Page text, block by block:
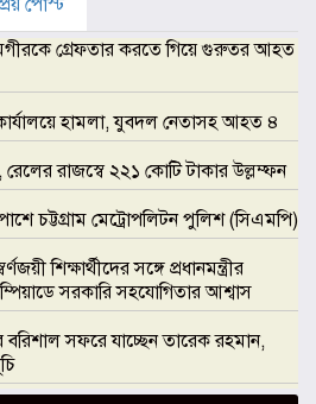
পোস্ট
গ্রেফতার করতে গিয়ে গুরুতর আহত
হামলা, যুবদল নেতাসহ আহত ৪
রেলের রাজস্বে ২২১ কোটি টাকার উল্লম্ফন
চট্টগ্রাম মেট্রোপলিটন পুলিশ (সিএমপি)
শিক্ষার্থীদের সঙ্গে প্রধানমন্ত্রীর
সরকারি সহযোগিতার আশ্বাস
বরিশাল সফরে যাচ্ছেন তারেক রহমান,